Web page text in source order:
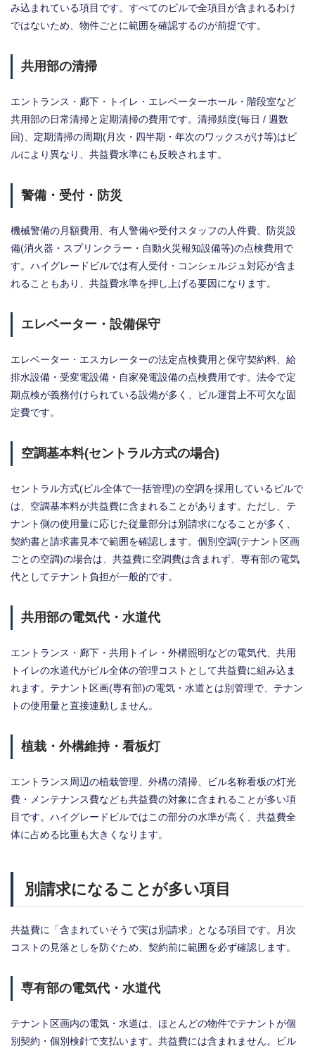
み込まれている項目です。すべてのビルで全項目が含まれるわけ
ではないため、物件ごとに範囲を確認するのが前提です。
共用部の清掃
エントランス・廊下・トイレ・エレベーターホール・階段室など
共用部の日常清掃と定期清掃の費用です。清掃頻度(毎日 / 週数
回)、定期清掃の周期(月次・四半期・年次のワックスがけ等)はビ
ルにより異なり、共益費水準にも反映されます。
警備・受付・防災
機械警備の月額費用、有人警備や受付スタッフの人件費、防災設
備(消火器・スプリンクラー・自動火災報知設備等)の点検費用で
す。ハイグレードビルでは有人受付・コンシェルジュ対応が含ま
れることもあり、共益費水準を押し上げる要因になります。
エレベーター・設備保守
エレベーター・エスカレーターの法定点検費用と保守契約料、給
排水設備・受変電設備・自家発電設備の点検費用です。法令で定
期点検が義務付けられている設備が多く、ビル運営上不可欠な固
定費です。
空調基本料(セントラル方式の場合)
セントラル方式(ビル全体で一括管理)の空調を採用しているビルで
は、空調基本料が共益費に含まれることがあります。ただし、テ
ナント側の使用量に応じた従量部分は別請求になることが多く、
契約書と請求書見本で範囲を確認します。個別空調(テナント区画
ごとの空調)の場合は、共益費に空調費は含まれず、専有部の電気
代としてテナント負担が一般的です。
共用部の電気代・水道代
エントランス・廊下・共用トイレ・外構照明などの電気代、共用
トイレの水道代がビル全体の管理コストとして共益費に組み込ま
れます。テナント区画(専有部)の電気・水道とは別管理で、テナン
トの使用量と直接連動しません。
植栽・外構維持・看板灯
エントランス周辺の植栽管理、外構の清掃、ビル名称看板の灯光
費・メンテナンス費なども共益費の対象に含まれることが多い項
目です。ハイグレードビルではこの部分の水準が高く、共益費全
体に占める比重も大きくなります。
別請求になることが多い項目
共益費に「含まれていそうで実は別請求」となる項目です。月次
コストの見落としを防ぐため、契約前に範囲を必ず確認します。
専有部の電気代・水道代
テナント区画内の電気・水道は、ほとんどの物件でテナントが個
別契約・個別検針で支払います。共益費には含まれません。ビル